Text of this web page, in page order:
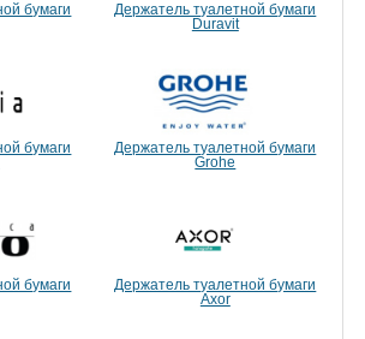
бумаги
Держатель туалетной бумаги
Duravit
бумаги
Держатель туалетной бумаги
Grohe
бумаги
Держатель туалетной бумаги
Axor